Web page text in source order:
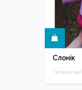
Слонік